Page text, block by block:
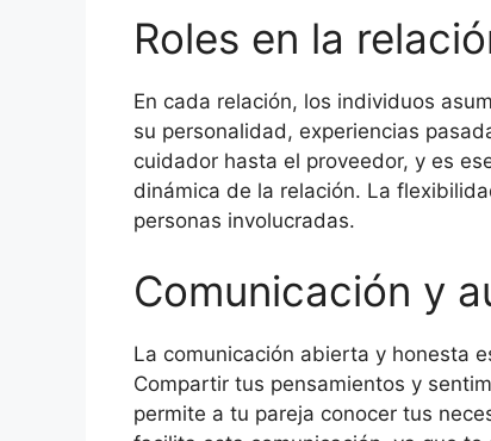
Roles en la
En cada relación, los individuos
su personalidad, experiencias
cuidador hasta el proveedor, y es
dinámica de la relación. La
personas involucradas.
Comunicación y
La comunicación abierta y honesta
Compartir tus pensamientos y
permite a tu pareja conocer tus